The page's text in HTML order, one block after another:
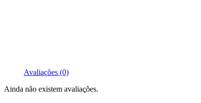
Avaliações (0)
Ainda não existem avaliações.